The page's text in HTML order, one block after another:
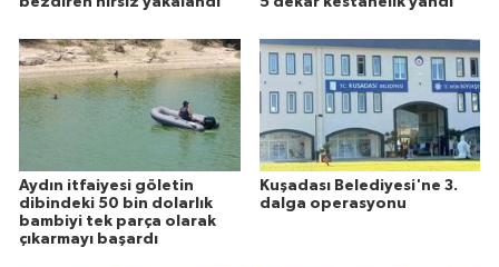
Aydın itfaiyesi göletin
dibindeki 50 bin dolarlık
bambiyi tek parça olarak
çıkarmayı başardı
Kuşadası Belediyesi'ne 3.
dalga operasyonu